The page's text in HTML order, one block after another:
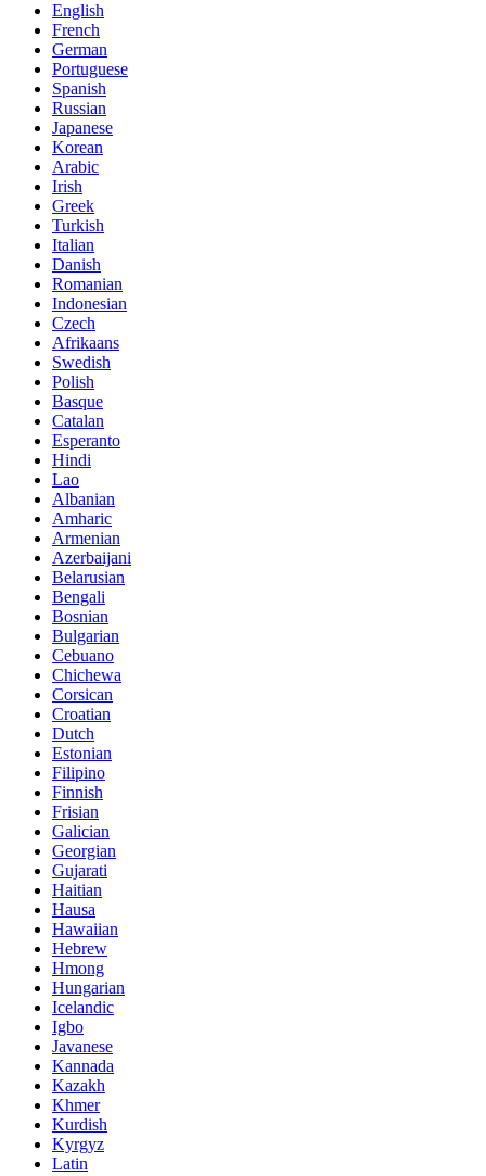
English
French
German
Portuguese
Spanish
Russian
Japanese
Korean
Arabic
Irish
Greek
Turkish
Italian
Danish
Romanian
Indonesian
Czech
Afrikaans
Swedish
Polish
Basque
Catalan
Esperanto
Hindi
Lao
Albanian
Amharic
Armenian
Azerbaijani
Belarusian
Bengali
Bosnian
Bulgarian
Cebuano
Chichewa
Corsican
Croatian
Dutch
Estonian
Filipino
Finnish
Frisian
Galician
Georgian
Gujarati
Haitian
Hausa
Hawaiian
Hebrew
Hmong
Hungarian
Icelandic
Igbo
Javanese
Kannada
Kazakh
Khmer
Kurdish
Kyrgyz
Latin